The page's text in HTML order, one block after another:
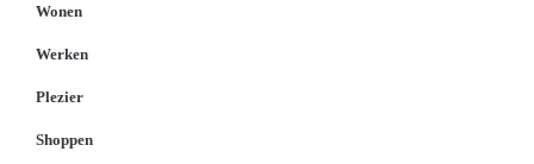
Wonen
Werken
Plezier
Shoppen